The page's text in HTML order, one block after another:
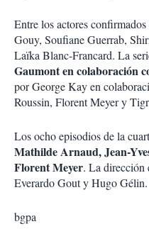
Entre los actores
Gouy, Soufiane Guerrab,
Laïka Blanc-Francard. La
Gaumont en colaboración
por George Kay en
Roussin, Florent Meyer y
Los ocho episodios de la
Mathilde Arnaud, Jean-
Florent Meyer. La dirección
Everardo Gout y Hugo Gélin.
bgpa